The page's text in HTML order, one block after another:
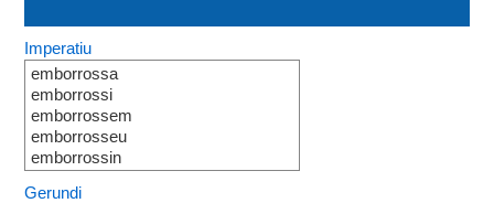
Imperatiu
emborrossa
emborrossi
emborrossem
emborrosseu
emborrossin
Gerundi